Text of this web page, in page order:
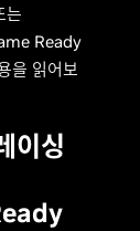
는
Ready
을 읽어보
이싱